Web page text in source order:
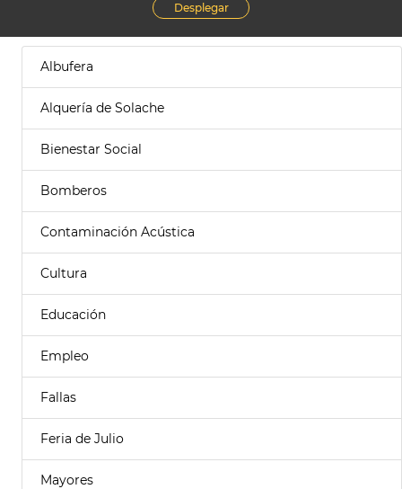
Desplegar
Albufera
Alquería de Solache
Bienestar Social
Bomberos
Contaminación Acústica
Cultura
Educación
Empleo
Fallas
Feria de Julio
Mayores